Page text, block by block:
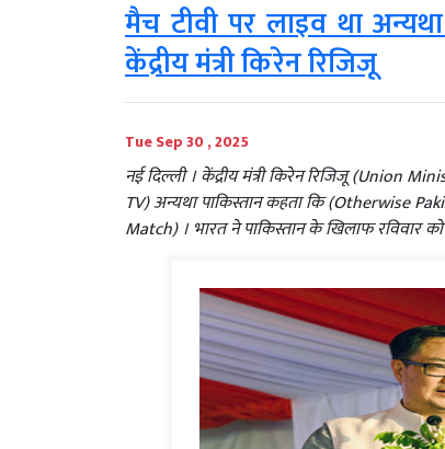
मैच टीवी पर लाइव था
केंद्रीय मंत्री किरेन रिजिजू
Tue Sep 30 , 2025
नई दिल्ली । केंद्रीय मंत्री किरेन रिजिजू (Union
TV) अन्यथा पाकिस्तान कहता कि (Otherwise
Match) । भारत ने पाकिस्तान के खिलाफ रविवार